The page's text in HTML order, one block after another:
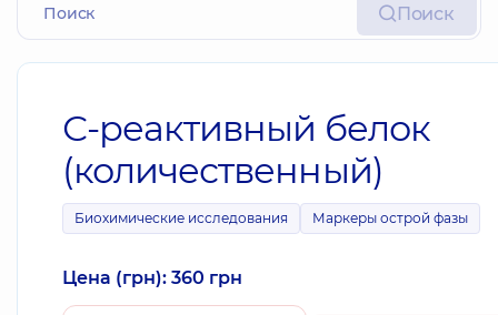
Поиск
С-реактивный белок
(количественный)
Биохимические исследования Маркеры острой фазы
Цена (грн): 360 грн